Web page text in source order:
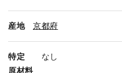
産地 京都府
特定
原材料
なし